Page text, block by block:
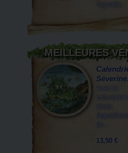
l'agenda...
MEILLEURES
Avec le
calendrier
chats
de...
13,50 €